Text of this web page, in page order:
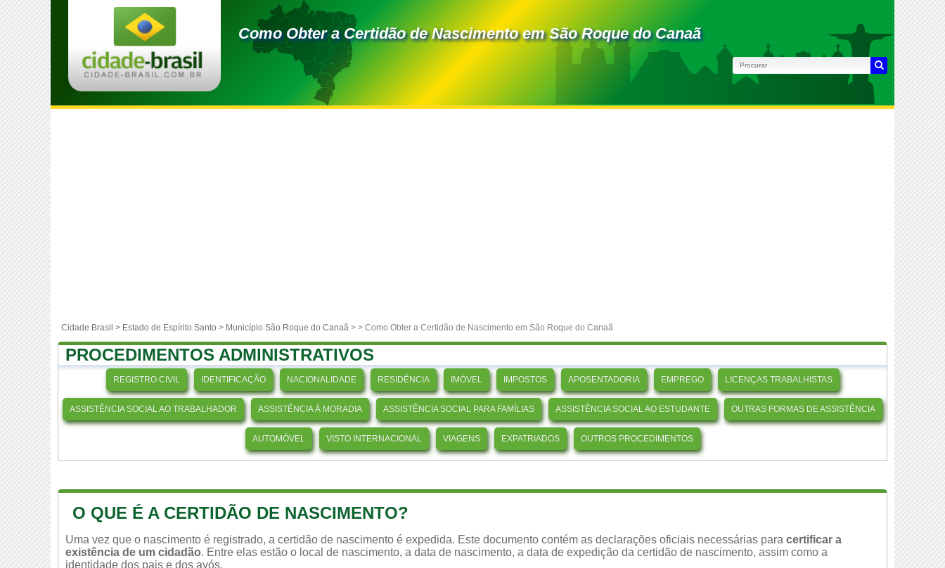
Como Obter a Certidão de Nascimento em São Roque do Canaã
Cidade Brasil > Estado de Espírito Santo > Município São Roque do Canaã > > Como Obter a Certidão de Nascimento em São Roque do Canaã
PROCEDIMENTOS ADMINISTRATIVOS
REGISTRO CIVIL IDENTIFICAÇÃO NACIONALIDADE RESIDÊNCIA IMÓVEL IMPOSTOS APOSENTADORIA EMPREGO LICENÇAS TRABALHISTAS
ASSISTÊNCIA SOCIAL AO TRABALHADOR ASSISTÊNCIA À MORADIA ASSISTÊNCIA SOCIAL PARA FAMÍLIAS ASSISTÊNCIA SOCIAL AO ESTUDANTE OUTRAS FORMAS DE ASSISTÊNCIA
AUTOMÓVEL VISTO INTERNACIONAL VIAGENS EXPATRIADOS OUTROS PROCEDIMENTOS
O QUE É A CERTIDÃO DE NASCIMENTO?
Uma vez que o nascimento é registrado, a certidão de nascimento é expedida. Este documento contém as declarações oficiais necessárias para certificar a
existência de um cidadão. Entre elas estão o local de nascimento, a data de nascimento, a data de expedição da certidão de nascimento, assim como a
identidade dos pais e dos avós.